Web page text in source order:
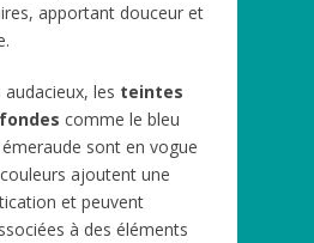
apportant douceur et
les teintes
comme le bleu
sont en vogue
ajoutent une
et peuvent
à des éléments